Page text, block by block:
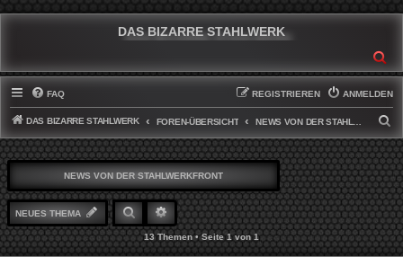
DAS BIZARRE STAHLWERK
FAQ ANMELDEN
REGISTRIEREN
DAS BIZARRE STAHLWERK FOREN-ÜBERSICHT
U
C
H
E
NEWS VON DER STAHLWERKFRONT
NEUES THEMA SUCHE ERWEITERTE SUCHE
13 Themen • Seite1von1